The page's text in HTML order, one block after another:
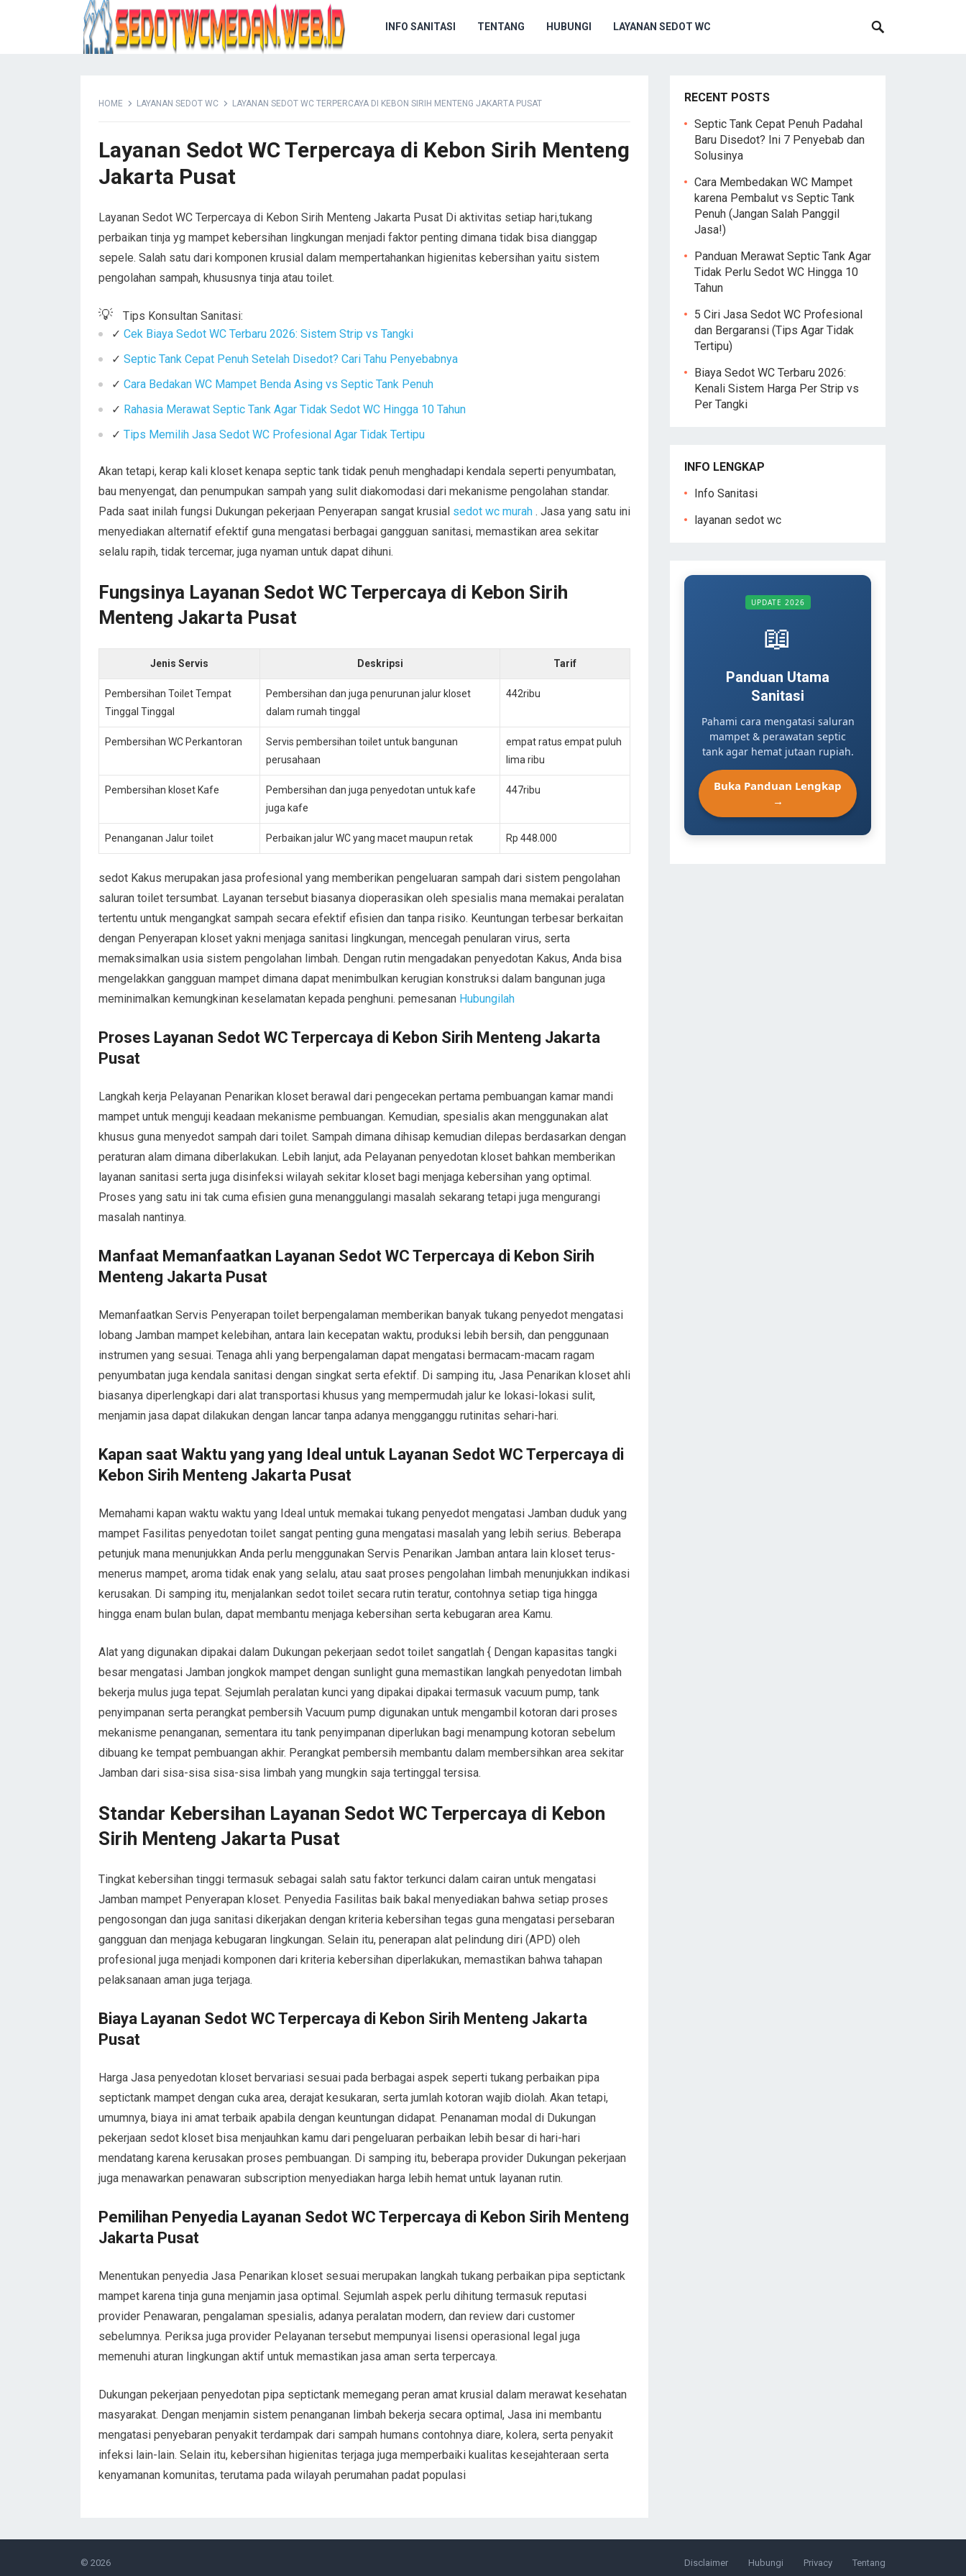
INFO SANITASI TENTANG HUBUNGI LAYANAN SEDOT WC
HOME LAYANAN SEDOT WC LAYANAN SEDOT WC TERPERCAYA DI KEBON SIRIH MENTENG JAKARTA PUSAT
Layanan Sedot WC Terpercaya di Kebon Sirih Menteng
Jakarta Pusat
Layanan Sedot WC Terpercaya di Kebon Sirih Menteng Jakarta Pusat Di aktivitas setiap hari,tukang
perbaikan tinja yg mampet kebersihan lingkungan menjadi faktor penting dimana tidak bisa dianggap
sepele. Salah satu dari komponen krusial dalam mempertahankan higienitas kebersihan yaitu sistem
pengolahan sampah, khususnya tinja atau toilet.
💡
Tips Konsultan Sanitasi:
✓ Cek Biaya Sedot WC Terbaru 2026: Sistem Strip vs Tangki
✓ Septic Tank Cepat Penuh Setelah Disedot? Cari Tahu Penyebabnya
✓ Cara Bedakan WC Mampet Benda Asing vs Septic Tank Penuh
✓ Rahasia Merawat Septic Tank Agar Tidak Sedot WC Hingga 10 Tahun
✓ Tips Memilih Jasa Sedot WC Profesional Agar Tidak Tertipu
Akan tetapi, kerap kali kloset kenapa septic tank tidak penuh menghadapi kendala seperti penyumbatan,
bau menyengat, dan penumpukan sampah yang sulit diakomodasi dari mekanisme pengolahan standar.
Pada saat inilah fungsi Dukungan pekerjaan Penyerapan sangat krusial sedot wc murah . Jasa yang satu ini
menyediakan alternatif efektif guna mengatasi berbagai gangguan sanitasi, memastikan area sekitar
selalu rapih, tidak tercemar, juga nyaman untuk dapat dihuni.
Fungsinya Layanan Sedot WC Terpercaya di Kebon Sirih
Menteng Jakarta Pusat
Jenis Servis Deskripsi Tarif
Pembersihan Toilet Tempat
Tinggal Tinggal
Pembersihan dan juga penurunan jalur kloset
dalam rumah tinggal
442ribu
Pembersihan WC Perkantoran
Servis pembersihan toilet untuk bangunan
perusahaan
empat ratus empat puluh
lima ribu
Pembersihan kloset Kafe
Pembersihan dan juga penyedotan untuk kafe
juga kafe
447ribu
Penanganan Jalur toilet Perbaikan jalur WC yang macet maupun retak Rp 448.000
sedot Kakus merupakan jasa profesional yang memberikan pengeluaran sampah dari sistem pengolahan
saluran toilet tersumbat. Layanan tersebut biasanya dioperasikan oleh spesialis mana memakai peralatan
tertentu untuk mengangkat sampah secara efektif efisien dan tanpa risiko. Keuntungan terbesar berkaitan
dengan Penyerapan kloset yakni menjaga sanitasi lingkungan, mencegah penularan virus, serta
memaksimalkan usia sistem pengolahan limbah. Dengan rutin mengadakan penyedotan Kakus, Anda bisa
mengelakkan gangguan mampet dimana dapat menimbulkan kerugian konstruksi dalam bangunan juga
meminimalkan kemungkinan keselamatan kepada penghuni. pemesanan Hubungilah
Proses Layanan Sedot WC Terpercaya di Kebon Sirih Menteng Jakarta
Pusat
Langkah kerja Pelayanan Penarikan kloset berawal dari pengecekan pertama pembuangan kamar mandi
mampet untuk menguji keadaan mekanisme pembuangan. Kemudian, spesialis akan menggunakan alat
khusus guna menyedot sampah dari toilet. Sampah dimana dihisap kemudian dilepas berdasarkan dengan
peraturan alam dimana diberlakukan. Lebih lanjut, ada Pelayanan penyedotan kloset bahkan memberikan
layanan sanitasi serta juga disinfeksi wilayah sekitar kloset bagi menjaga kebersihan yang optimal.
Proses yang satu ini tak cuma efisien guna menanggulangi masalah sekarang tetapi juga mengurangi
masalah nantinya.
Manfaat Memanfaatkan Layanan Sedot WC Terpercaya di Kebon Sirih
Menteng Jakarta Pusat
Memanfaatkan Servis Penyerapan toilet berpengalaman memberikan banyak tukang penyedot mengatasi
lobang Jamban mampet kelebihan, antara lain kecepatan waktu, produksi lebih bersih, dan penggunaan
instrumen yang sesuai. Tenaga ahli yang berpengalaman dapat mengatasi bermacam-macam ragam
penyumbatan juga kendala sanitasi dengan singkat serta efektif. Di samping itu, Jasa Penarikan kloset ahli
biasanya diperlengkapi dari alat transportasi khusus yang mempermudah jalur ke lokasi-lokasi sulit,
menjamin jasa dapat dilakukan dengan lancar tanpa adanya mengganggu rutinitas sehari-hari.
Kapan saat Waktu yang yang Ideal untuk Layanan Sedot WC Terpercaya di
Kebon Sirih Menteng Jakarta Pusat
Memahami kapan waktu waktu yang Ideal untuk memakai tukang penyedot mengatasi Jamban duduk yang
mampet Fasilitas penyedotan toilet sangat penting guna mengatasi masalah yang lebih serius. Beberapa
petunjuk mana menunjukkan Anda perlu menggunakan Servis Penarikan Jamban antara lain kloset terus-
menerus mampet, aroma tidak enak yang selalu, atau saat proses pengolahan limbah menunjukkan indikasi
kerusakan. Di samping itu, menjalankan sedot toilet secara rutin teratur, contohnya setiap tiga hingga
hingga enam bulan bulan, dapat membantu menjaga kebersihan serta kebugaran area Kamu.
Alat yang digunakan dipakai dalam Dukungan pekerjaan sedot toilet sangatlah { Dengan kapasitas tangki
besar mengatasi Jamban jongkok mampet dengan sunlight guna memastikan langkah penyedotan limbah
bekerja mulus juga tepat. Sejumlah peralatan kunci yang dipakai dipakai termasuk vacuum pump, tank
penyimpanan serta perangkat pembersih Vacuum pump digunakan untuk mengambil kotoran dari proses
mekanisme penanganan, sementara itu tank penyimpanan diperlukan bagi menampung kotoran sebelum
dibuang ke tempat pembuangan akhir. Perangkat pembersih membantu dalam membersihkan area sekitar
Jamban dari sisa-sisa sisa-sisa limbah yang mungkin saja tertinggal tersisa.
Standar Kebersihan Layanan Sedot WC Terpercaya di Kebon
Sirih Menteng Jakarta Pusat
Tingkat kebersihan tinggi termasuk sebagai salah satu faktor terkunci dalam cairan untuk mengatasi
Jamban mampet Penyerapan kloset. Penyedia Fasilitas baik bakal menyediakan bahwa setiap proses
pengosongan dan juga sanitasi dikerjakan dengan kriteria kebersihan tegas guna mengatasi persebaran
gangguan dan menjaga kebugaran lingkungan. Selain itu, penerapan alat pelindung diri (APD) oleh
profesional juga menjadi komponen dari kriteria kebersihan diperlakukan, memastikan bahwa tahapan
pelaksanaan aman juga terjaga.
Biaya Layanan Sedot WC Terpercaya di Kebon Sirih Menteng Jakarta
Pusat
Harga Jasa penyedotan kloset bervariasi sesuai pada berbagai aspek seperti tukang perbaikan pipa
septictank mampet dengan cuka area, derajat kesukaran, serta jumlah kotoran wajib diolah. Akan tetapi,
umumnya, biaya ini amat terbaik apabila dengan keuntungan didapat. Penanaman modal di Dukungan
pekerjaan sedot kloset bisa menjauhkan kamu dari pengeluaran perbaikan lebih besar di hari-hari
mendatang karena kerusakan proses pembuangan. Di samping itu, beberapa provider Dukungan pekerjaan
juga menawarkan penawaran subscription menyediakan harga lebih hemat untuk layanan rutin.
Pemilihan Penyedia Layanan Sedot WC Terpercaya di Kebon Sirih Menteng
Jakarta Pusat
Menentukan penyedia Jasa Penarikan kloset sesuai merupakan langkah tukang perbaikan pipa septictank
mampet karena tinja guna menjamin jasa optimal. Sejumlah aspek perlu dihitung termasuk reputasi
provider Penawaran, pengalaman spesialis, adanya peralatan modern, dan review dari customer
sebelumnya. Periksa juga provider Pelayanan tersebut mempunyai lisensi operasional legal juga
memenuhi aturan lingkungan aktif untuk memastikan jasa aman serta terpercaya.
Dukungan pekerjaan penyedotan pipa septictank memegang peran amat krusial dalam merawat kesehatan
masyarakat. Dengan menjamin sistem penanganan limbah bekerja secara optimal, Jasa ini membantu
mengatasi penyebaran penyakit terdampak dari sampah humans contohnya diare, kolera, serta penyakit
infeksi lain-lain. Selain itu, kebersihan higienitas terjaga juga memperbaiki kualitas kesejahteraan serta
kenyamanan komunitas, terutama pada wilayah perumahan padat populasi
RECENT POSTS
Septic Tank Cepat Penuh Padahal
Baru Disedot? Ini 7 Penyebab dan
Solusinya
Cara Membedakan WC Mampet
karena Pembalut vs Septic Tank
Penuh (Jangan Salah Panggil
Jasa!)
Panduan Merawat Septic Tank Agar
Tidak Perlu Sedot WC Hingga 10
Tahun
5 Ciri Jasa Sedot WC Profesional
dan Bergaransi (Tips Agar Tidak
Tertipu)
Biaya Sedot WC Terbaru 2026:
Kenali Sistem Harga Per Strip vs
Per Tangki
INFO LENGKAP
Info Sanitasi
layanan sedot wc
UPDATE 2026
📖
Panduan Utama
Sanitasi
Pahami cara mengatasi saluran
mampet & perawatan septic
tank agar hemat jutaan rupiah.
Buka Panduan Lengkap
→
© 2026 Disclaimer Hubungi Privacy Tentang